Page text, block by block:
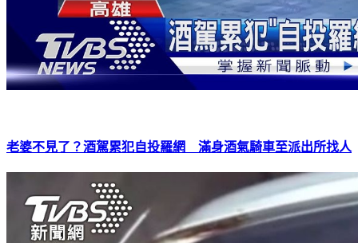
老婆不見了？酒駕累犯自投羅網 滿身酒氣騎車至派出所找人